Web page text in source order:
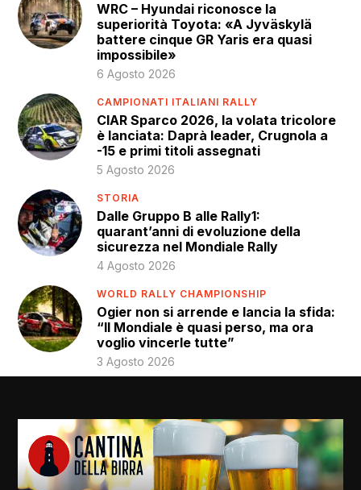
WRC – Hyundai riconosce la
superiorità Toyota: «A Jyväskylä
battere cinque GR Yaris era quasi
impossibile»
6 Agosto 2026
CAMPIONATI ITALIANI RALLY
CIAR Sparco 2026, la volata tricolore
è lanciata: Daprà leader, Crugnola a
-15 e primi titoli assegnati
5 Agosto 2026
STORIA
Dalle Gruppo B alle Rally1:
quarant’anni di evoluzione della
sicurezza nel Mondiale Rally
4 Agosto 2026
WORLD RALLY CHAMPIONSHIP
Ogier non si arrende e lancia la sfida:
“Il Mondiale è quasi perso, ma ora
voglio vincerle tutte”
3 Agosto 2026